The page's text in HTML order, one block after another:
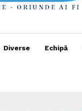
Diverse Echipă